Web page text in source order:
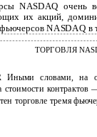
NASDAQ очень
их акций,
NASDAQ в
ТОРГОВЛЯ
Иными словами, на
контрактов
торговле тремя